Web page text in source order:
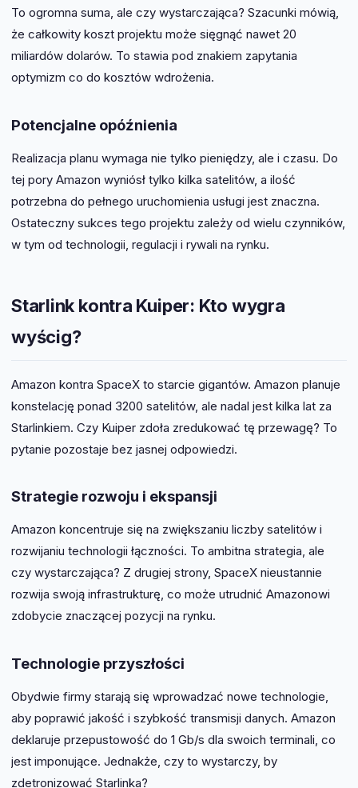
To ogromna suma, ale czy wystarczająca? Szacunki mówią,
że całkowity koszt projektu może sięgnąć nawet 20
miliardów dolarów. To stawia pod znakiem zapytania
optymizm co do kosztów wdrożenia.
Potencjalne opóźnienia
Realizacja planu wymaga nie tylko pieniędzy, ale i czasu. Do
tej pory Amazon wyniósł tylko kilka satelitów, a ilość
potrzebna do pełnego uruchomienia usługi jest znaczna.
Ostateczny sukces tego projektu zależy od wielu czynników,
w tym od technologii, regulacji i rywali na rynku.
Starlink kontra Kuiper: Kto wygra
wyścig?
Amazon kontra SpaceX to starcie gigantów. Amazon planuje
konstelację ponad 3200 satelitów, ale nadal jest kilka lat za
Starlinkiem. Czy Kuiper zdoła zredukować tę przewagę? To
pytanie pozostaje bez jasnej odpowiedzi.
Strategie rozwoju i ekspansji
Amazon koncentruje się na zwiększaniu liczby satelitów i
rozwijaniu technologii łączności. To ambitna strategia, ale
czy wystarczająca? Z drugiej strony, SpaceX nieustannie
rozwija swoją infrastrukturę, co może utrudnić Amazonowi
zdobycie znaczącej pozycji na rynku.
Technologie przyszłości
Obydwie firmy starają się wprowadzać nowe technologie,
aby poprawić jakość i szybkość transmisji danych. Amazon
deklaruje przepustowość do 1 Gb/s dla swoich terminali, co
jest imponujące. Jednakże, czy to wystarczy, by
zdetronizować Starlinka?